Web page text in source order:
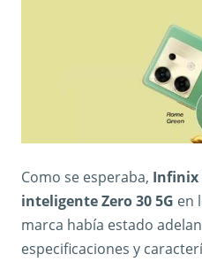
Como se esperaba, Infinix
inteligente Zero 30 5G en
marca había estado
especificaciones y